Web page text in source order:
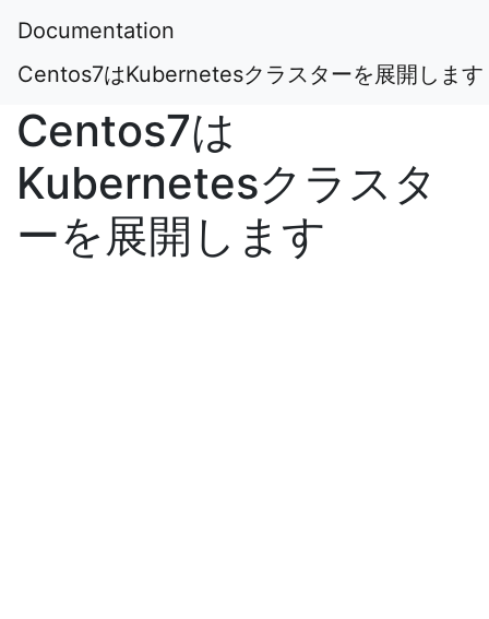
Documentation
Centos7はKubernetesクラスターを展開します
Centos7は
Kubernetesクラスタ
ーを展開します